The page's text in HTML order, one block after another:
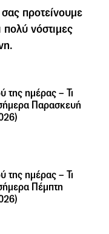
προτείνουμε
πολύ νόστιμες
της ημέρας – Τι
Παρασκευή
της ημέρας – Τι
Πέμπτη